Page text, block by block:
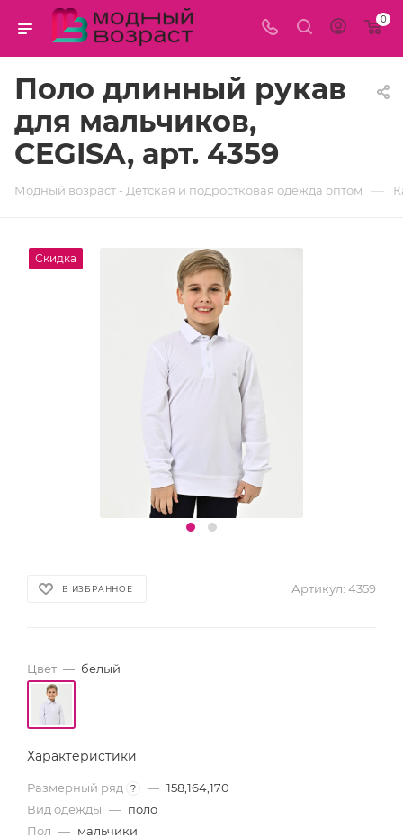
0
Поло длинный рукав
для мальчиков,
CEGISA, арт. 4359
Модный возраст - Детская и подростковая одежда оптом —
Скидка
В ИЗБРАННОЕ Артикул: 4359
Цвет — белый
Характеристики
Размерный ряд ? — 158,164,170
Вид одежды — поло
Пол — мальчики